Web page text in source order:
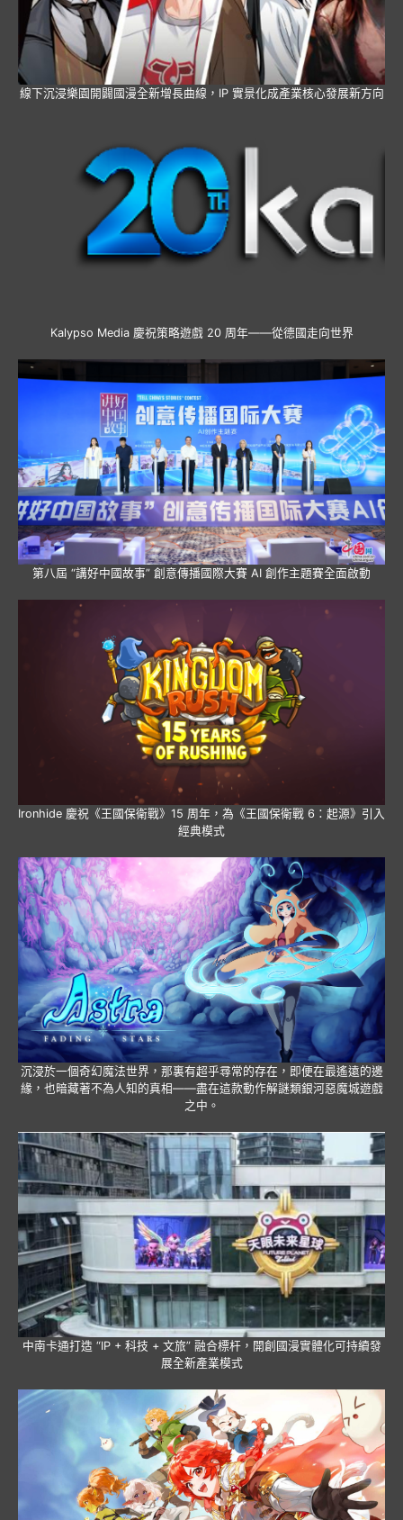
線下沉浸樂園開闢國漫全新增長曲線，IP 實景化成產業核心發展新方向
Kalypso Media 慶祝策略遊戲 20 周年——從德國走向世界
第八屆 “講好中國故事” 創意傳播國際大賽 AI 創作主題賽全面啟動
Ironhide 慶祝《王國保衛戰》15 周年，為《王國保衛戰 6：起源》引入
經典模式
沉浸於一個奇幻魔法世界，那裏有超乎尋常的存在，即便在最遙遠的邊
緣，也暗藏著不為人知的真相——盡在這款動作解謎類銀河惡魔城遊戲
之中。
中南卡通打造 “IP + 科技 + 文旅” 融合標杆，開創國漫實體化可持續發
展全新產業模式